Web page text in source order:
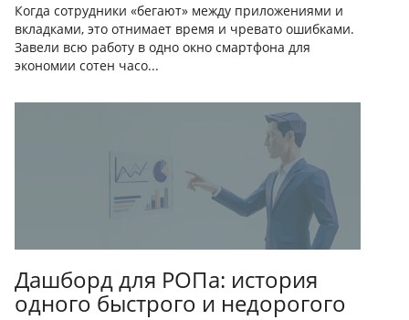
Когда сотрудники «бегают» между приложениями и
вкладками, это отнимает время и чревато ошибками.
Завели всю работу в одно окно смартфона для
экономии сотен часо...
Дашборд для РОПа: история
одного быстрого и недорогого